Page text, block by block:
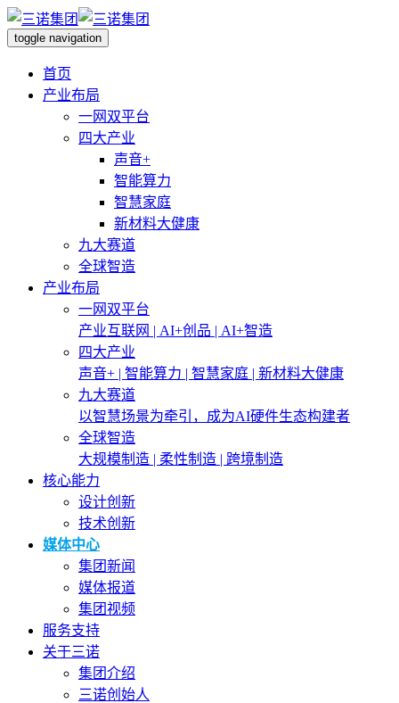
toggle navigation
首页
产业布局
一网双平台
四大产业
声音+
智能算力
智慧家庭
新材料大健康
九大赛道
全球智造
产业布局
一网双平台
产业互联网 | AI+创品 | AI+智造
四大产业
声音+ | 智能算力 | 智慧家庭 | 新材料大健康
九大赛道
以智慧场景为牵引，成为AI硬件生态构建者
全球智造
大规模制造 | 柔性制造 | 跨境制造
核心能力
设计创新
技术创新
媒体中心
集团新闻
媒体报道
集团视频
服务支持
关于三诺
集团介绍
三诺创始人